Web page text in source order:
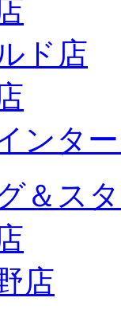
ド店
ンタ
＆ス
店